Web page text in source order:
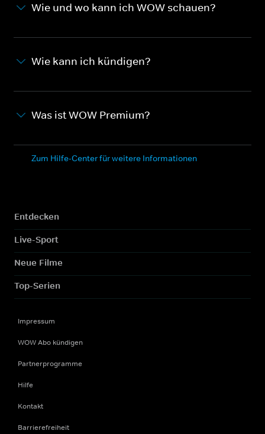
Wie und wo kann ich WOW schauen?
Wie kann ich kündigen?
Was ist WOW Premium?
Zum Hilfe-Center für weitere Informationen
Entdecken
Live-Sport
Neue Filme
Top-Serien
Impressum
WOW Abo kündigen
Partnerprogramme
Hilfe
Kontakt
Barrierefreiheit